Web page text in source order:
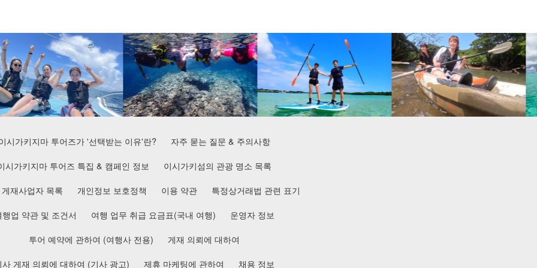
시가키지마 투어즈가 '선택받는 이유'란?
자주 묻는 질문 & 주의사항
시가키지마 투어즈 특집 & 캠페인 정보
이시가키섬의 관광 명소 목록
재사업자 목록
개인정보 보호정책 이용 약관
특정상거래법 관련 표기
행업 약관 및 조건서
여행 업무 취급 요금표(국내 여행)
운영자 정보
투어 예약에 관하여 (여행사 전용)
게재 의뢰에 대하여
사 게재 의뢰에 대하여 (기사 광고)
제휴 마케팅에 관하여 채용 정보